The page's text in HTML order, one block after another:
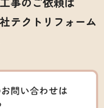
テクトリフォーム